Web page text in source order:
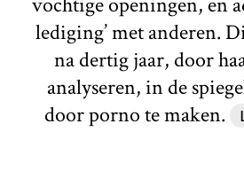
lediging’ met anderen.
na dertig jaar, door
analyseren, in de
door porno te maken.